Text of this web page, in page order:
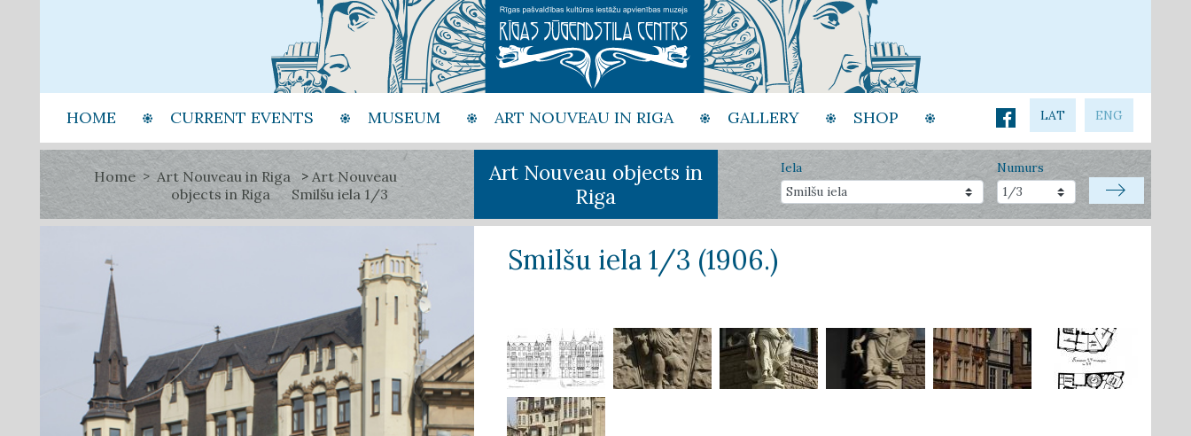
HOME CURRENT EVENTS MUSEUM ART NOUVEAU IN RIGA GALLERY SHOP LAT ENG
Home Art Nouveau in Riga
Art Nouveau
objects in Riga
Smilšu iela 1/3
Art Nouveau objects in
Riga
Iela Numurs
Smilšu iela 1/3 (1906.)